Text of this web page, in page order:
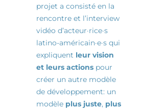
projet a consisté en la
rencontre et l’interview
vidéo d’acteur·rice·s
latino-américain·e·s qui
expliquent leur vision
et leurs actions pour
créer un autre modèle
de développement: un
modèle plus juste, plus